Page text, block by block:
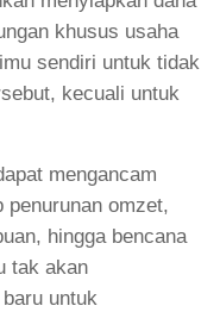
khusus usaha
sendiri untuk tidak
kecuali untuk
mengancam
penurunan omzet,
hingga bencana
tak akan
untuk